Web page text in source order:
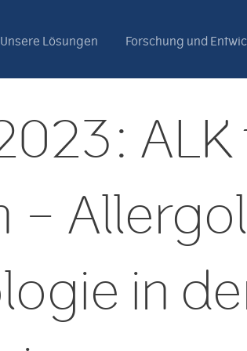
Unsere Lösungen Forschung und
–
in